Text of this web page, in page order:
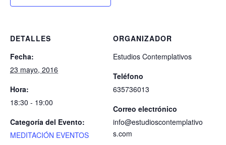
DETALLES
Fecha:
23 mayo, 2016
Hora:
18:30 - 19:00
Categoría del Evento:
MEDITACIÓN EVENTOS
ORGANIZADOR
Estudios Contemplativos
Teléfono
635736013
Correo electrónico
info@estudioscontemplativo
s.com